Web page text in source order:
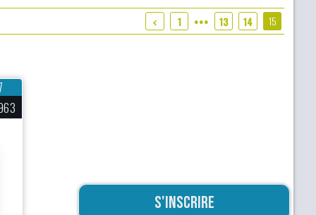
1 ●●● 13 14 15
S'inscrire